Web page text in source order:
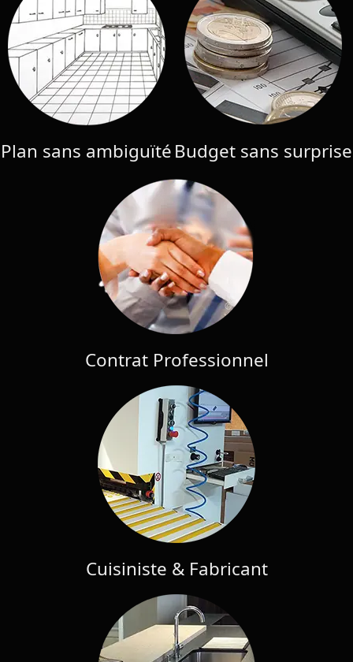
Plan sans ambiguïtéBudget sans surprise
Contrat Professionnel
Cuisiniste & Fabricant